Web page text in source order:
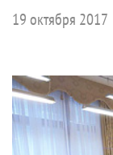
19 октября 2017